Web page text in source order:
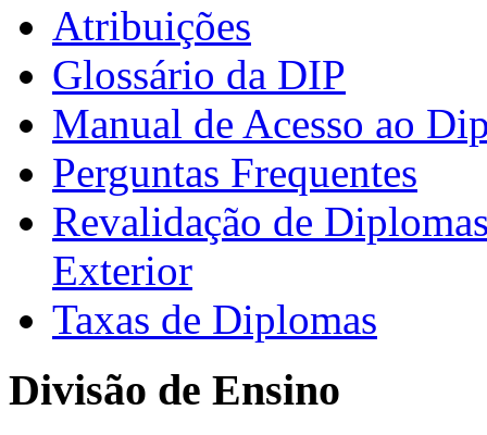
Atribuições
Glossário da DIP
Manual de Acesso ao
Perguntas Frequentes
Revalidação de
Exterior
Taxas de Diplomas
Divisão de Ensino